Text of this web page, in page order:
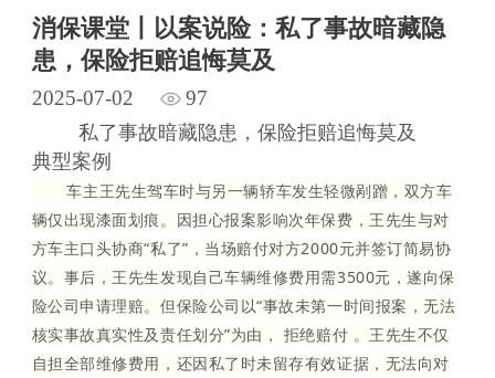
消保课堂丨以案说险：私了事故暗藏隐
患，保险拒赔追悔莫及
2025-07-02 97
私了事故暗藏隐患，保险拒赔追悔莫及
典型案例
车主王先生驾车时与另一辆轿车发生轻微剐蹭，双方车
辆仅出现漆面划痕。因担心报案影响次年保费，王先生与对
方车主口头协商“私了”，当场赔付对方2000元并签订简易协
议。事后，王先生发现自己车辆维修费用需3500元，遂向保
险公司申请理赔。但保险公司以“事故未第一时间报案，无法
核实事故真实性及责任划分”为由， 拒绝赔付 。王先生不仅
自担全部维修费用，还因私了时未留存有效证据，无法向对